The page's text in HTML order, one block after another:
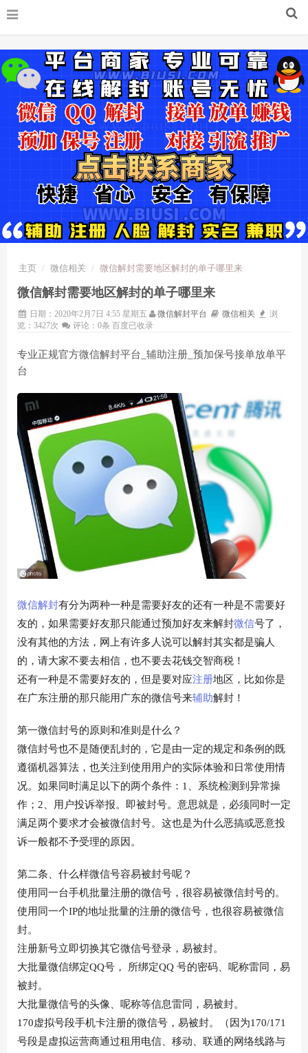
主页 微信相关 微信解封需要地区解封的单子哪里来
微信解封需要地区解封的单子哪里来
日期：2020年2月7日 4:55 星期五 微信解封平台 微信相关
浏
览：3427次
评论：0条 百度已收录
专业正规官方微信解封平台_辅助注册_预加保号接单放单平
台
微信解封有分为两种一种是需要好友的还有一种是不需要好
友的，如果需要好友那只能通过预加好友来解封微信号了，
没有其他的方法，网上有许多人说可以解封其实都是骗人
的，请大家不要去相信，也不要去花钱交智商税！
还有一种是不需要好友的，但是要对应注册地区，比如你是
在广东注册的那只能用广东的微信号来辅助解封！
第一微信封号的原则和准则是什么？
微信封号也不是随便乱封的，它是由一定的规定和条例的既
遵循机器算法，也关注到使用用户的实际体验和日常使用情
况。如果同时满足以下的两个条件：1、系统检测到异常操
作；2、用户投诉举报。即被封号。意思就是，必须同时一定
满足两个要求才会被微信封号。这也是为什么恶搞或恶意投
诉一般都不予受理的原因。
第二条、什么样微信号容易被封号呢？
使用同一台手机批量注册的微信号，很容易被微信封号的。
使用同一个IP的地址批量的注册的微信号，也很容易被微信
封。
注册新号立即切换其它微信号登录，易被封。
大批量微信绑定QQ号， 所绑定QQ 号的密码、呢称雷同，易
被封。
大批量微信号的头像、呢称等信息雷同，易被封。
170虚拟号段手机卡注册的微信号，易被封。（因为170/171
号段是虚拟运营商通过租用电信、移动、联通的网络线路与